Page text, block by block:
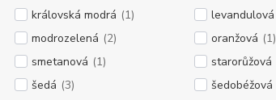
královská modrá (1) levandulová
modrozelená (2) oranžová (1)
smetanová (1) starorůžová
šedá (3) šedobéžová